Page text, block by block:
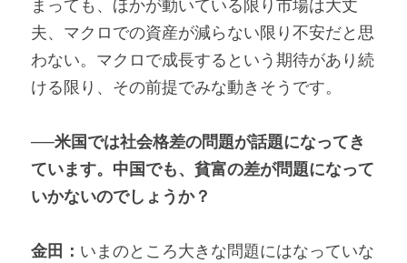
まっても、ほかが動いている限り市場は大丈
夫、マクロでの資産が減らない限り不安だと思
わない。マクロで成長するという期待があり続
ける限り、その前提でみな動きそうです。
──米国では社会格差の問題が話題になってき
ています。中国でも、貧富の差が問題になって
いかないのでしょうか？
金田： いまのところ大きな問題にはなっていな